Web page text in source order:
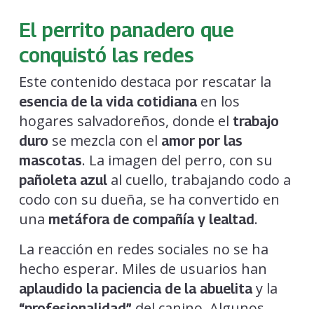
El perrito panadero que
conquistó las redes
Este contenido destaca por rescatar la
esencia de la vida cotidianaen los
hogares salvadoreños, donde el trabajo
duro se mezcla con el amor por las
mascotas. La imagen del perro, con su
pañoleta azulal cuello, trabajando codo a
codo con su dueña, se ha convertido en
una metáfora de compañía y lealtad.
La reacción en redes sociales no se ha
hecho esperar. Miles de usuarios han
aplaudido la paciencia de la abuelitay la